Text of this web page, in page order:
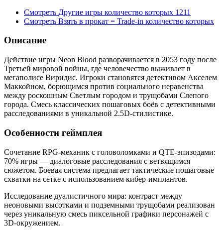
Смотреть Другие игры количество которых 1211
Смотреть Взять в прокат = Trade-in количество которых
Описание
Действие игры Neon Blood разворачивается в 2053 году после
Третьей мировой войны, где человечество выживает в
мегаполисе Виридис. Игроки становятся детективом Акселем
Маккойном, борющимся против социального неравенства
между роскошным Светлым городом и трущобами Слепого
города. Смесь классических пошаговых боёв с детективными
расследованиями в уникальной 2.5D-стилистике.
Особенности геймплея
Сочетание RPG-механик с головоломками и QTE-эпизодами:
70% игры — диалоговые расследования с ветвящимся
сюжетом. Боевая система предлагает тактические пошаговые
схватки на сетке с использованием кибер-имплантов.
Исследование дуалистичного мира: контраст между
неоновыми высотками и подземными трущобами реализован
через уникальную смесь пиксельной графики персонажей с
3D-окружением.